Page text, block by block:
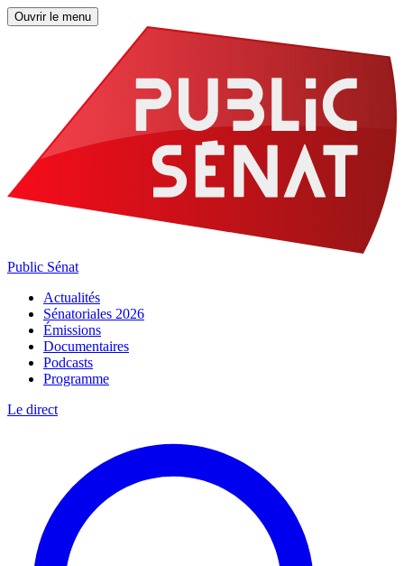
Ouvrir le menu
Public Sénat
Actualités
Sénatoriales 2026
Émissions
Documentaires
Podcasts
Programme
Le direct